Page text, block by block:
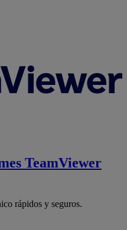
TeamViewer
rápidos y seguros.